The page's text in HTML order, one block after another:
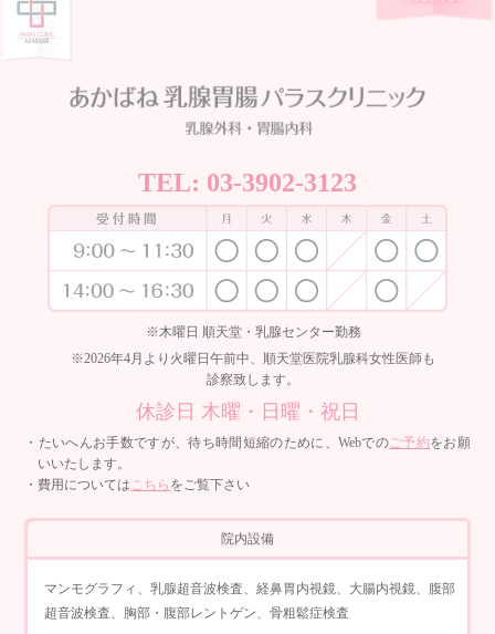
TEL: 03-3902-3123
※木曜日 順天堂・乳腺センター勤務
※2026年4月より火曜日午前中、順天堂医院乳腺科女性医師も
診察致します。
休診日 木曜・日曜・祝日
・たいへんお手数ですが、待ち時間短縮のために、Webでのご予約をお願
いいたします。
・費用についてはこちら をご覧下さい
院内設備
マンモグラフィ、乳腺超音波検査、経鼻胃内視鏡、大腸内視鏡、腹部
超音波検査、胸部・腹部レントゲン、骨粗鬆症検査